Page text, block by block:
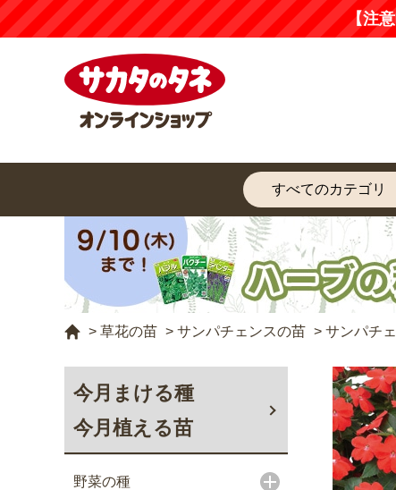
【注
> 草花の苗 > サンパチェンスの苗 > サンパチ
今月まける種
今月植える苗
野菜の種